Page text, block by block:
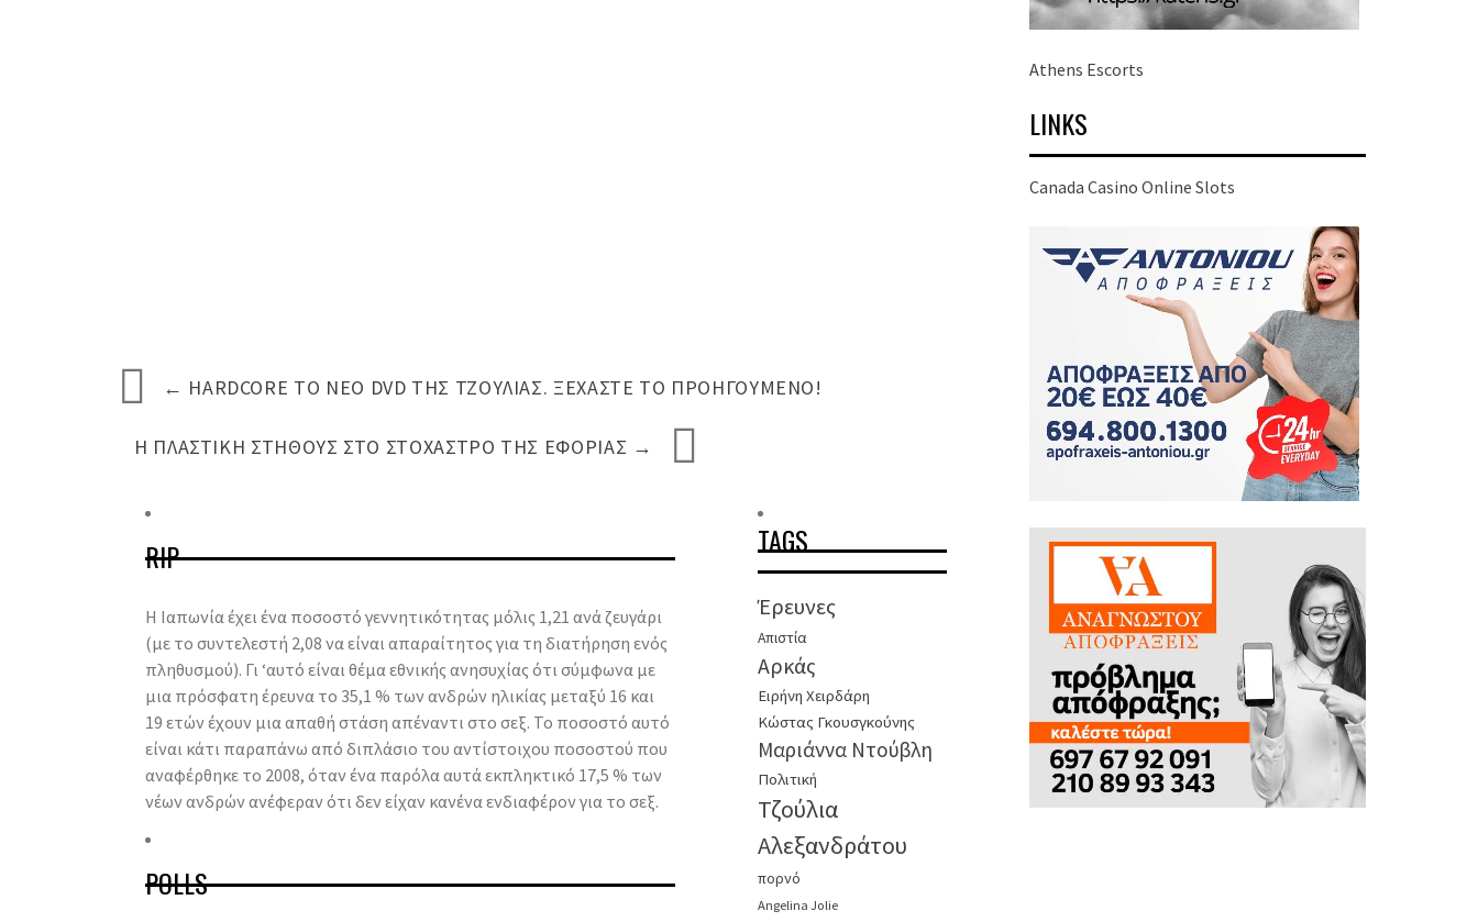
← HARDCORE ΤΟ ΝΈΟ DVD ΤΗΣ ΤΖΟΎΛΙΑΣ. ΞΕΧΆΣΤΕ ΤΟ ΠΡΟΗΓΟΎΜΕΝΟ!
Η ΠΛΑΣΤΙΚΉ ΣΤΉΘΟΥΣ ΣΤΟ ΣΤΌΧΑΣΤΡΟ ΤΗΣ ΕΦΟΡΊΑΣ →
RIP
Η Ιαπωνία έχει ένα ποσοστό γεννητικότητας μόλις 1,21 ανά ζευγάρι
(με το συντελεστή 2,08 να είναι απαραίτητος για τη διατήρηση ενός
πληθυσμού). Γι ‘αυτό είναι θέμα εθνικής ανησυχίας ότι σύμφωνα με
μια πρόσφατη έρευνα το 35,1 % των ανδρών ηλικίας μεταξύ 16 και
19 ετών έχουν μια απαθή στάση απέναντι στο σεξ. Το ποσοστό αυτό
είναι κάτι παραπάνω από διπλάσιο του αντίστοιχου ποσοστού που
αναφέρθηκε το 2008, όταν ένα παρόλα αυτά εκπληκτικό 17,5 % των
νέων ανδρών ανέφεραν ότι δεν είχαν κανένα ενδιαφέρον για το σεξ.
POLLS
TAGS
Έρευνες
Απιστία
Αρκάς
Ειρήνη Χειρδάρη
Κώστας Γκουσγκούνης
Μαριάννα Ντούβλη
Πολιτική
Τζούλια
Αλεξανδράτου
πορνό
Angelina Jolie
Athens Escorts
LINKS
Canada Casino Online Slots